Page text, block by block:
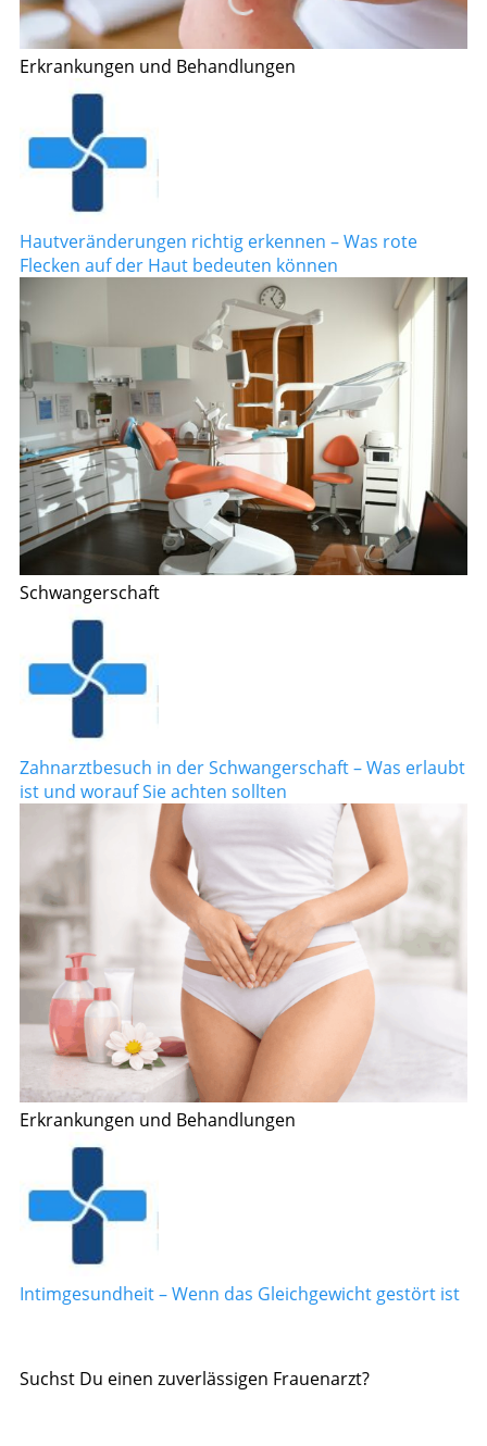
Erkrankungen und Behandlungen
Hautveränderungen richtig erkennen – Was rote
Flecken auf der Haut bedeuten können
Schwangerschaft
Zahnarztbesuch in der Schwangerschaft – Was erlaubt
ist und worauf Sie achten sollten
Erkrankungen und Behandlungen
Intimgesundheit – Wenn das Gleichgewicht gestört ist
Suchst Du einen zuverlässigen Frauenarzt?